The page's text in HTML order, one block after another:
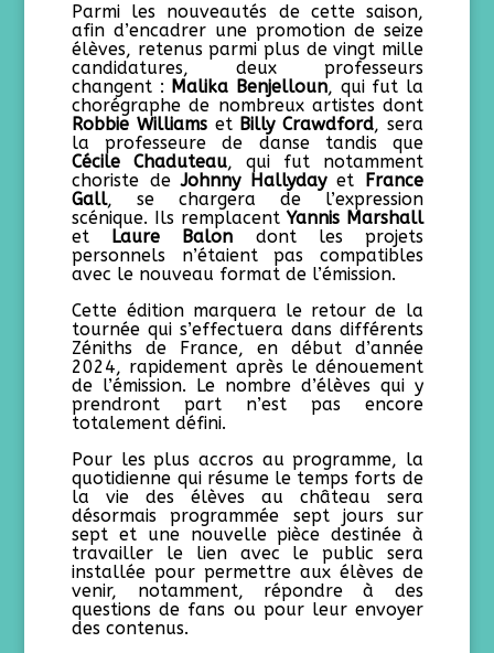
Parmi les nouveautés de cette saison,
afin d’encadrer une promotion de seize
élèves, retenus parmi plus de vingt mille
candidatures, deux professeurs
changent : Malika Benjelloun, qui fut la
chorégraphe de nombreux artistes dont
Robbie Williams et Billy Crawdford, sera
la professeure de danse tandis que
Cécile Chaduteau, qui fut notamment
choriste deJohnny Hallydayet France
Gall, se chargera de l’expression
scénique. Ils remplacentYannis Marshall
et Laure Balon dont les projets
personnels n’étaient pas compatibles
avec le nouveau format de l’émission.
Cette édition marquera le retour de la
tournée qui s’effectuera dans différents
Zéniths de France, en début d’année
2024, rapidement après le dénouement
de l’émission. Le nombre d’élèves qui y
prendront part n’est pas encore
totalement défini.
Pour les plus accros au programme, la
quotidienne qui résume le temps forts de
la vie des élèves au château sera
désormais programmée sept jours sur
sept et une nouvelle pièce destinée à
travailler le lien avec le public sera
installée pour permettre aux élèves de
venir, notamment, répondre à des
questions de fans ou pour leur envoyer
des contenus.